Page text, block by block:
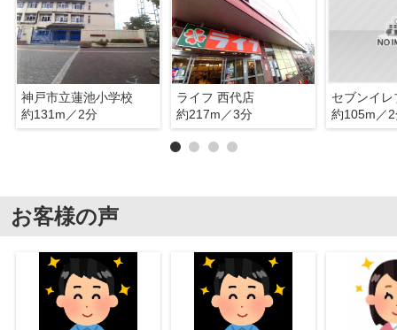
神戸市立蓮池小学校
約131m／2分
ライフ 西代店
約217m／3分
約105m／
お客様の声